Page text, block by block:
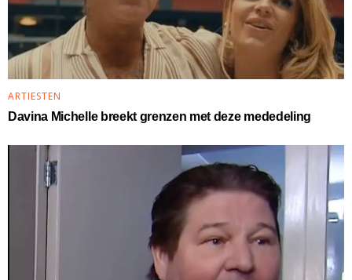
ARTIESTEN
Davina Michelle breekt grenzen met deze mededeling